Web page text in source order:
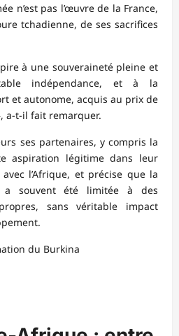
n’est pas l’œuvre de la France,
tchadienne, de ses sacrifices
à une souveraineté pleine et
indépendance, et à la
et autonome, acquis au prix de
a-t-il fait remarquer.
ses partenaires, y compris la
aspiration légitime dans leur
l’Afrique, et précise que la
a souvent été limitée à des
sans véritable impact
du Burkina